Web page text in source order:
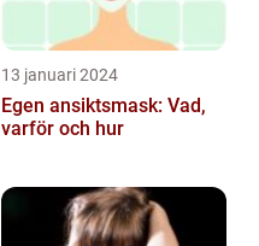
13 januari 2024
Egen ansiktsmask: Vad,
varför och hur